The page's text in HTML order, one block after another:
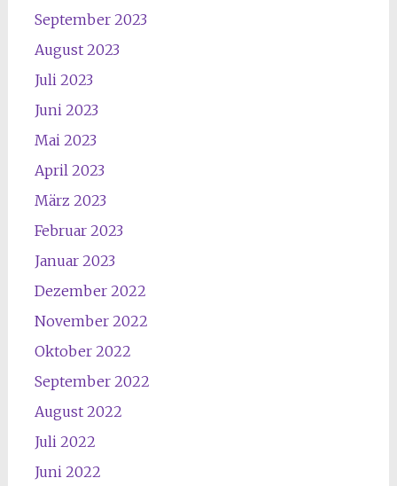
September 2023
August 2023
Juli 2023
Juni 2023
Mai 2023
April 2023
März 2023
Februar 2023
Januar 2023
Dezember 2022
November 2022
Oktober 2022
September 2022
August 2022
Juli 2022
Juni 2022